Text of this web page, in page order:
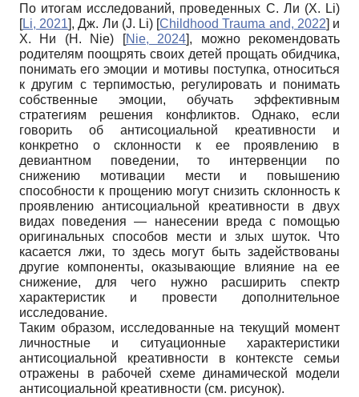
По итогам исследований, проведенных С. Ли (X. Li)
[Li, 2021], Дж. Ли (J. Li) [Childhood Trauma and, 2022] и
Х. Ни (H. Nie)
[Nie, 2024], можно рекомендовать
родителям поощрять своих детей прощать обидчика,
понимать его эмоции и мотивы поступка, относиться
к другим с терпимостью, регулировать и понимать
собственные эмоции, обучать эффективным
стратегиям решения конфликтов. Однако, если
говорить об антисоциальной креативности и
конкретно о склонности к ее проявлению в
девиантном поведении, то интервенции по
снижению мотивации мести и повышению
способности к прощению могут снизить склонность к
проявлению антисоциальной креативности в двух
видах поведения — нанесении вреда с помощью
оригинальных способов мести и злых шуток. Что
касается лжи, то здесь могут быть задействованы
другие компоненты, оказывающие влияние на ее
снижение, для чего нужно расширить спектр
характеристик и провести дополнительное
исследование.
Таким образом, исследованные на текущий момент
личностные и ситуационные характеристики
антисоциальной креативности в контексте семьи
отражены в рабочей схеме динамической модели
антисоциальной креативности (см. рисунок).